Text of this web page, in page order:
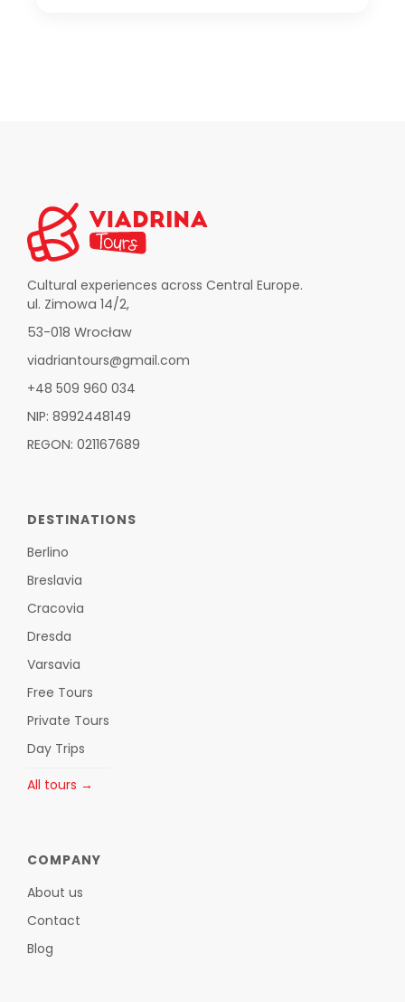
Cultural experiences across Central Europe.
ul. Zimowa 14/2,
53-018 Wrocław
viadriantours@gmail.com
+48 509 960 034
NIP: 8992448149
REGON: 021167689
DESTINATIONS
Berlino
Breslavia
Cracovia
Dresda
Varsavia
Free Tours
Private Tours
Day Trips
All tours →
COMPANY
About us
Contact
Blog